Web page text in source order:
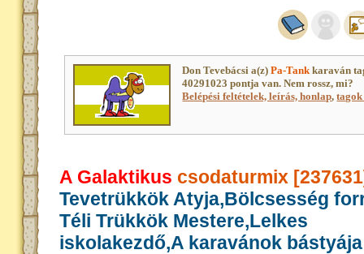
Don Tevebácsi a(z)Pa-Tankkaraván
40291023 pontja van. Nem rossz, mi?
Belépési feltételek, leírás, honlap,
A Galaktikus csodaturmix
Tevetrükkök Atyja,Bölcsesség
Téli Trükkök Mestere,Lelkes
iskolakezdő,A karavánok bástyája